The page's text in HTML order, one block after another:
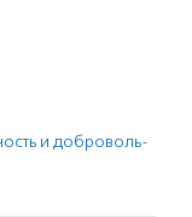
и доброволь­